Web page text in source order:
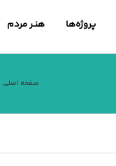
پروژه‌ها هنـر مردم
صفحه اصلی